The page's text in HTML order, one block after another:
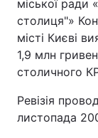
міської ради
столиця"»
місті Києві
1,9 млн
столичного
Ревізія
листопада